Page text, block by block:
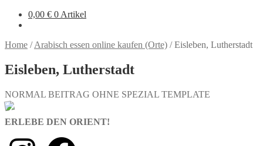
0,00 € 0 Artikel
Home /Arabisch essen online kaufen (Orte) /Eisleben, Lutherstadt
Eisleben, Lutherstadt
NORMAL BEITRAG OHNE SPEZIAL TEMPLATE
ERLEBE DEN ORIENT!